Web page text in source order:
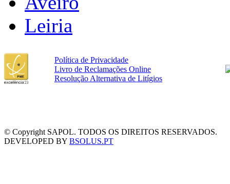
Leiria
Política de Privacidade
Livro de Reclamações Online
Resolução Alternativa de Litígios
© Copyright SAPOL. TODOS OS DIREITOS RESERVADOS.
DEVELOPED BY BSOLUS.PT